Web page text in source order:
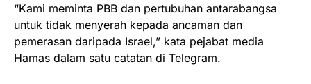
“Kami meminta PBB dan pertubuhan antarabangsa
untuk tidak menyerah kepada ancaman dan
pemerasan daripada Israel,” kata pejabat media
Hamas dalam satu catatan di Telegram.